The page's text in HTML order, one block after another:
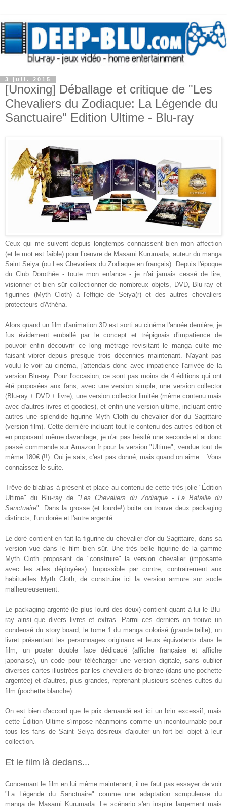
3 juil. 2015
[Unoxing] Déballage et critique de "Les
Chevaliers du Zodiaque: La Légende du
Sanctuaire" Edition Ultime - Blu-ray
Ceux qui me suivent depuis longtemps connaissent bien mon affection
(et le mot est faible) pour l’œuvre de Masami Kurumada, auteur du manga
Saint Seiya (ou Les Chevaliers du Zodiaque en français). Depuis l'époque
du Club Dorothée - toute mon enfance - je n'ai jamais cessé de lire,
visionner et bien sûr collectionner de nombreux objets, DVD, Blu-ray et
figurines (Myth Cloth) à l'effigie de Seiya(r) et des autres chevaliers
protecteurs d'Athéna.
Alors quand un film d'animation 3D est sorti au cinéma l'année dernière, je
fus évidement emballé par le concept et trépignais d'impatience de
pouvoir enfin découvrir ce long métrage revisitant le manga culte me
faisant vibrer depuis presque trois décennies maintenant. N'ayant pas
voulu le voir au cinéma, j'attendais donc avec impatience l'arrivée de la
version Blu-ray. Pour l'occasion, ce sont pas moins de 4 éditions qui ont
été proposées aux fans, avec une version simple, une version collector
(Blu-ray + DVD + livre), une version collector limitée (même contenu mais
avec d'autres livres et goodies), et enfin une version ultime, incluant entre
autres une splendide figurine Myth Cloth du chevalier d'or du Sagittaire
(version film). Cette dernière incluant tout le contenu des autres édition et
en proposant même davantage, je n'ai pas hésité une seconde et ai donc
passé commande sur Amazon.fr pour la version "Ultime", vendue tout de
même 180€ (!!). Oui je sais, c'est pas donné, mais quand on aime... Vous
connaissez le suite.
Trêve de blablas à présent et place au contenu de cette très jolie "Édition
Ultime" du Blu-ray de "Les Chevaliers du Zodiaque - La Bataille du
Sanctuaire". Dans la grosse (et lourde!) boite on trouve deux packaging
distincts, l'un dorée et l'autre argenté.
Le doré contient en fait la figurine du chevalier d'or du Sagittaire, dans sa
version vue dans le film bien sûr. Une très belle figurine de la gamme
Myth Cloth proposant de "construire" la version chevalier (imposante
avec les ailes déployées). Impossible par contre, contrairement aux
habituelles Myth Cloth, de construire ici la version armure sur socle
malheureusement.
Le packaging argenté (le plus lourd des deux) contient quant à lui le Blu-
ray ainsi que divers livres et extras. Parmi ces derniers on trouve un
condensé du story board, le tome 1 du manga colorisé (grande taille), un
livret présentant les personnages originaux et leurs équivalents dans le
film, un poster double face dédicacé (affiche française et affiche
japonaise), un code pour télécharger une version digitale, sans oublier
diverses cartes illustrées par les chevaliers de bronze (dans une pochette
argentée) et d'autres, plus grandes, reprenant plusieurs scènes cultes du
film (pochette blanche).
On est bien d'accord que le prix demandé est ici un brin excessif, mais
cette Édition Ultime s'impose néanmoins comme un incontournable pour
tous les fans de Saint Seiya désireux d'ajouter un fort bel objet à leur
collection.
Et le film là dedans...
Concernant le film en lui même maintenant, il ne faut pas essayer de voir
"La Légende du Sanctuaire" comme une adaptation scrupuleuse du
manga de Masami Kurumada. Le scénario s'en inspire largement mais